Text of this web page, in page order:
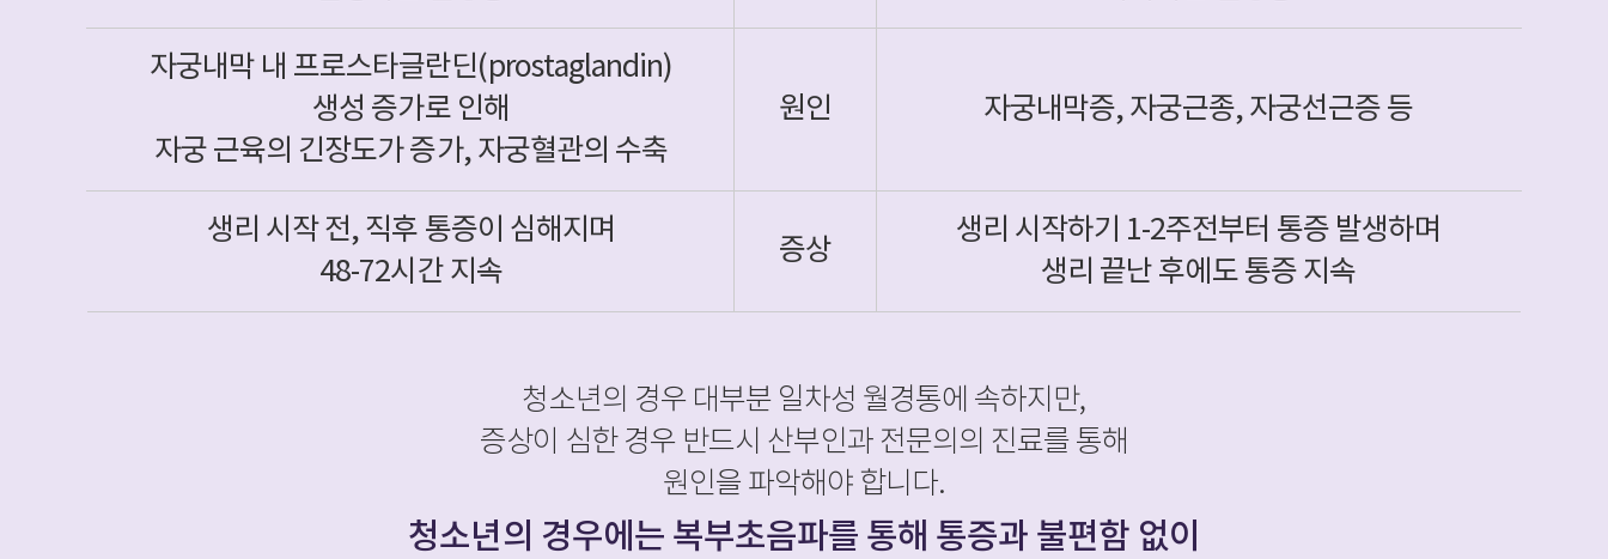
자궁내막 내 프로스타글란딘(prostaglandin)
생성 증가로 인해
자궁 근육의 긴장도가 증가, 자궁혈관의 수축
원인 자궁내막증, 자궁근종, 자궁선근증 등
생리 시작 전, 직후 통증이 심해지며
48-72시간 지속
증상
생리 시작하기 1-2주전부터 통증 발생하며
생리 끝난 후에도 통증 지속
청소년의 경우 대부분 일차성 월경통에 속하지만,
증상이 심한 경우 반드시 산부인과 전문의의 진료를 통해
원인을 파악해야 합니다.
청소년의 경우에는 복부초음파를 통해 통증과 불편함 없이